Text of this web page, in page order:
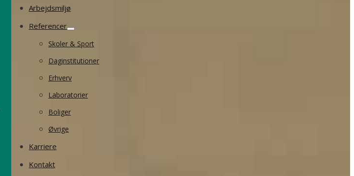
Arbejdsmiljø
Referencer
Skoler & Sport
Daginstitutioner
Erhverv
Laboratorier
Boliger
Øvrige
Karriere
Kontakt